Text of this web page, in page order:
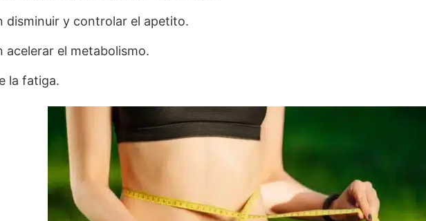
disminuir y controlar el apetito.
acelerar el metabolismo.
la fatiga.